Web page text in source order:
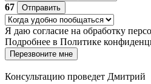
67
Отправить
Я даю согласие на обработку
Подробнее в Политике
Перезвоните мне
Консультацию проведет Дмитрий